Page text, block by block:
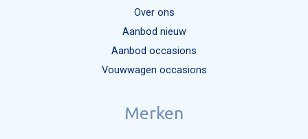
Over ons
Aanbod nieuw
Aanbod occasions
Vouwwagen occasions
Merken